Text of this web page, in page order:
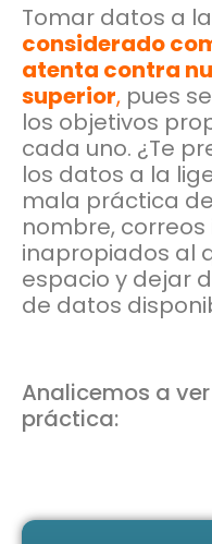
Tomar datos a
considerado
atenta contra
superior, pues
los objetivos
cada uno. ¿Te
los datos a la
mala práctica
nombre,
inapropiados al
espacio y dejar
de datos
Analicemos a
práctica: